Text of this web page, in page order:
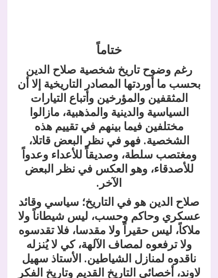
ختاماً
رغم وضوح تاريخ شخصية صلاح الدين
بحسب ما أوردتها المصادر التاريخية إلا أن
المثقفين والمؤرخين وأتباع التيارات
السياسية والدينية والمذهبية، مازالوا
مختلفين فيما بينهم في تقييم هذه
الشخصية. فهو في نظر البعض قاتلا،
ومغتصب سلطة، وصديقاً للأعداء وعدواً
للأصدقاء، وهو العكس في نظر البعض
الآخر.
صلاح الدين هو في التاريخ؛ سياسي وقائد
عسكري وحاكم وحسب، ليس شيطاناً ولا
ملاكاً، ليس حقيراً ولا مقدسا، فلا تقدسوه
ولا ترفعوه لمصاف الآلهة، كي لا يُنزله
ناقدوه لمنازل الشياطين. الأستاذ سهيل
لاوند، أخصائي التاريخ القديم وتاريخ الفكر